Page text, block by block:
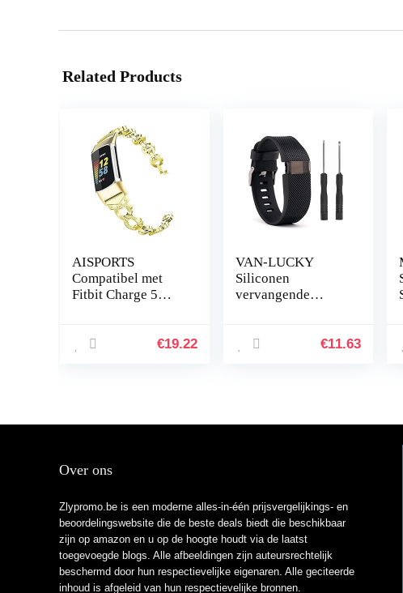
Related Products
AISPORTS
Compatibel met
Fitbit Charge 5
Bling Glitter
€19.22
VAN-LUCKY
Siliconen
vervangende
armband voor
€11.63
Over ons
Zlypromo.be is een moderne alles-in-één prijsvergelijkings- en
beoordelingswebsite die de beste deals biedt die beschikbaar
zijn op amazon en u op de hoogte houdt via de laatst
toegevoegde blogs. Alle afbeeldingen zijn auteursrechtelijk
beschermd door hun respectievelijke eigenaren. Alle geciteerde
inhoud is afgeleid van hun respectievelijke bronnen.